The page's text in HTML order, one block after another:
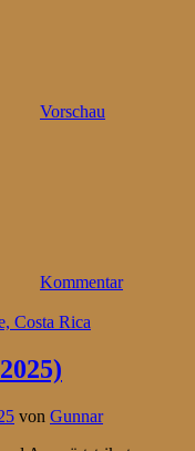
Vorschau
Kommentar
von Gunnar